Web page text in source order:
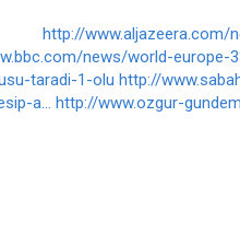
http://
news/world-europe-
taradi-1-olu http://
a... http://www.ozgur-